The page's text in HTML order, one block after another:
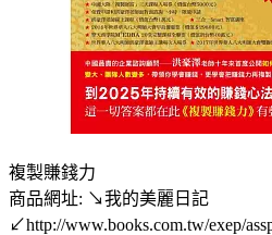
複製賺錢力
商品網址: ↘我的美麗日記
↙http://www.books.com.tw/exep/